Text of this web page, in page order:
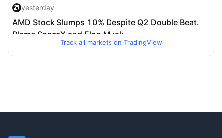
Track all markets on TradingView